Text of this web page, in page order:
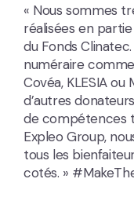
« Nous sommes
réalisées en
du Fonds
numéraire
Covéa, KLESIA
d’autres
de compétences
Expleo Group,
tous les
cotés. »